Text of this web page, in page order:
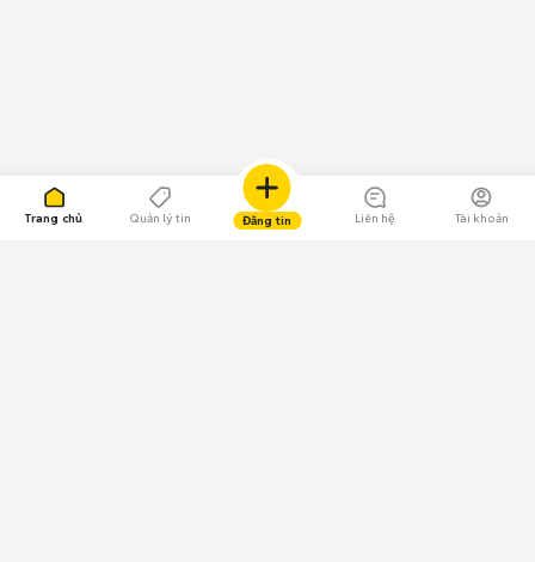
Trang chủ Quản lý tin Đăng tin Liên hệ Tài khoản